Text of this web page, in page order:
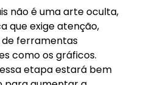
não é uma arte oculta,
que exige atenção,
de ferramentas
como os gráficos.
etapa estará bem